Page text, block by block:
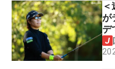
が
デ